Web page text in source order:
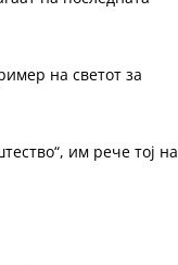
на светот за
им рече тој на